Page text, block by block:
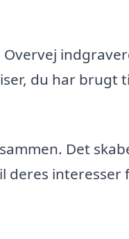
du har brugt
Det
deres interesser